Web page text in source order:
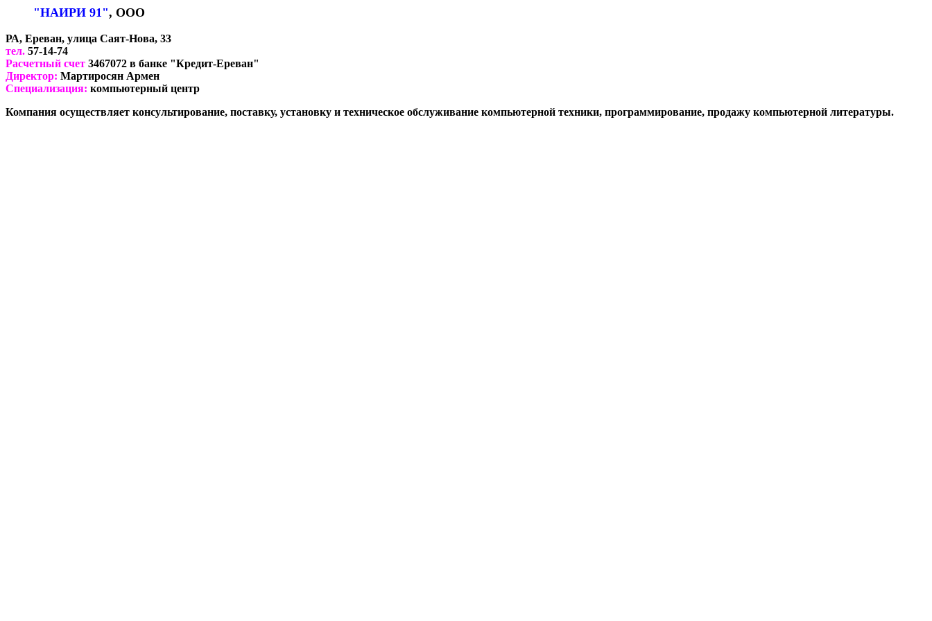
"НАИРИ 91", ООО
РА, Ереван, улица Саят-Нова, 33
тел. 57-14-74
Расчетный счет 3467072 в банке "Кредит-Ереван"
Директор: Мартиросян Армен
Специализация: компьютерный центр
Компания осуществляет консультирование, поставку, установку и техническое обслуживание компьютерной техники, программирование, продажу компьютерной литературы.